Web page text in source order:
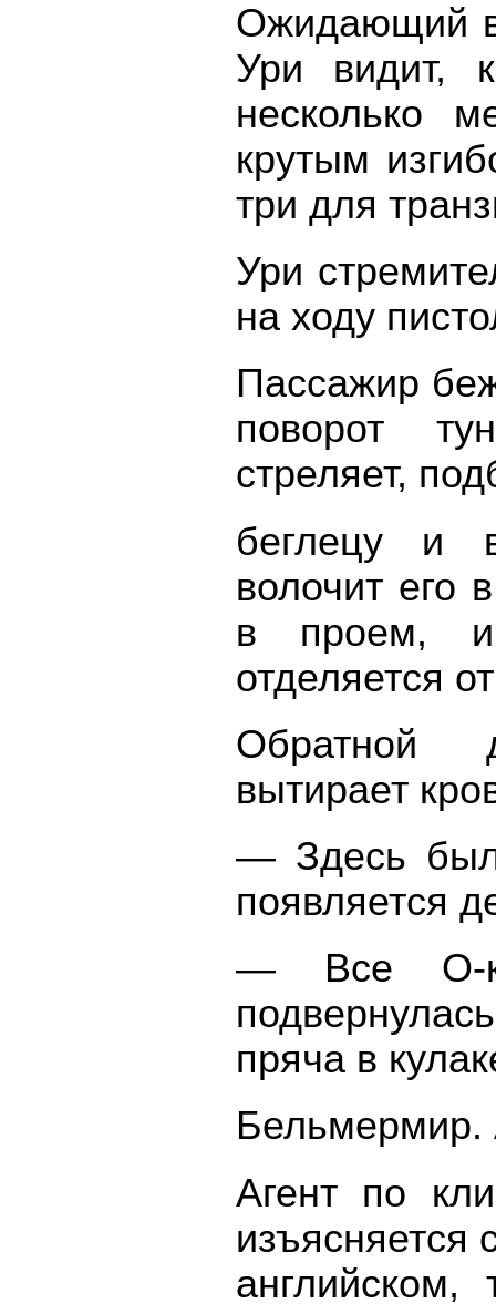
Ожидающий в
Ури видит,
несколько
крутым
три для
Ури
на ходу
Пассажир
поворот
стреляет,
беглецу и
волочит его
в проем, и
отделяется
Обратной
вытирает
— Здесь
появляется
— Все О-
пряча в
Бельмермир.
Агент по